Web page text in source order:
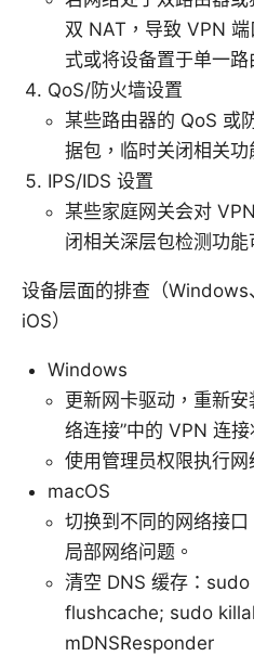
双 NAT，导致 VPN
式或将设备置于单一路
QoS/防火墙设置
某些路由器的 QoS 或
据包，临时关闭相关功
IPS/IDS 设置
某些家庭网关会对
闭相关深层包检测功能
设备层面的排查（Windows
iOS）
Windows
更新网卡驱动，重新
络连接”中的 VPN 连接
使用管理员权限执行网
macOS
切换到不同的网络接
局部网络问题。
清空 DNS 缓存：
flushcache; sudo
mDNSResponder